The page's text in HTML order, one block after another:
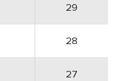
29
28
27